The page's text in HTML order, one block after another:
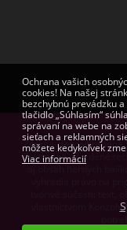
Zmena cien
ilustračné. Uvedené
vyhradia právo na
vlastníctvom
Ochrana vašich
cookies! Na našej
bezchybnú prevádzku
tlačidlo „Súhlasím“
správaní na webe na
sieťach a reklamných
môžete kedykoľvek
Viac informácií